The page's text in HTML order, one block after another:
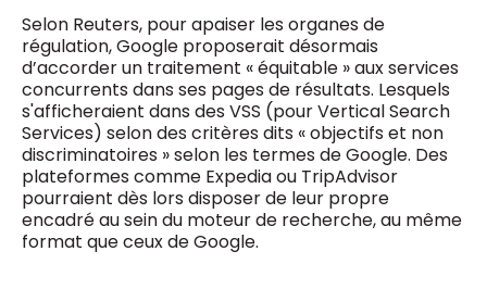
Selon Reuters, pour apaiser les organes de
régulation, Google proposerait désormais
d’accorder un traitement « équitable » aux services
concurrents dans ses pages de résultats. Lesquels
s'afficheraient dans des VSS (pour Vertical Search
Services) selon des critères dits « objectifs et non
discriminatoires » selon les termes de Google. Des
plateformes comme Expedia ou TripAdvisor
pourraient dès lors disposer de leur propre
encadré au sein du moteur de recherche, au même
format que ceux de Google.
g.byl@mm.be
Chief Editor
Damien Lemaire
0477 37 31 65
d.lemaire@mm.be
Daily
Freemium
access
5 x week
MM e - News
1 x week
MM Brunch
1 x week
MM Tech
10 x year
MM Best of
Research
10 x year
MM Blue
4 x year
MM Magazine
(digital)